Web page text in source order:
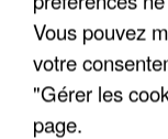
Vous pouvez
votre
"Gérer les
page.